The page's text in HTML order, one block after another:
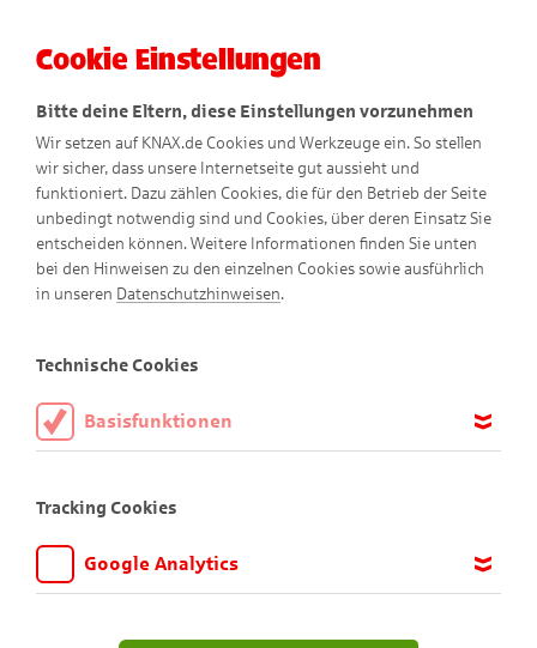
Feelicias Riesenseifenblasen
und garantiert ein riesiger Spaß!
Cookie Einstellungen
Bitte deine Eltern, diese Einstellungen vorzunehmen
Wir setzen auf KNAX.de Cookies und Werkzeuge ein. So stellen
wir sicher, dass unsere Internetseite gut aussieht und
funktioniert. Dazu zählen Cookies, die für den Betrieb der Seite
unbedingt notwendig sind und Cookies, über deren Einsatz Sie
entscheiden können. Weitere Informationen finden Sie unten
bei den Hinweisen zu den einzelnen Cookies sowie ausführlich
in unseren Datenschutzhinweisen.
Technische Cookies
Basisfunktionen
aktiviert sein.
Tracking Cookies
Google Analytics